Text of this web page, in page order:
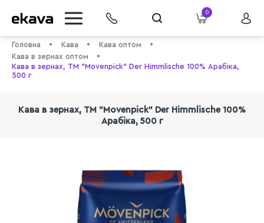
0
Головна Кава
Кава оптом
Кава в зернах оптом
Кава в зернах, TM "Movenpick" Der Himmlische 100% Арабіка,
500 г
Кава в зернах, TM "Movenpick" Der Himmlische 100%
Арабіка, 500 г